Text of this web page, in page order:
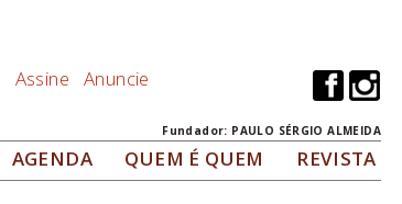
Assine Anuncie
Fundador: PAULO SÉRGIO ALMEIDA
AGENDA QUEM É QUEM REVISTA